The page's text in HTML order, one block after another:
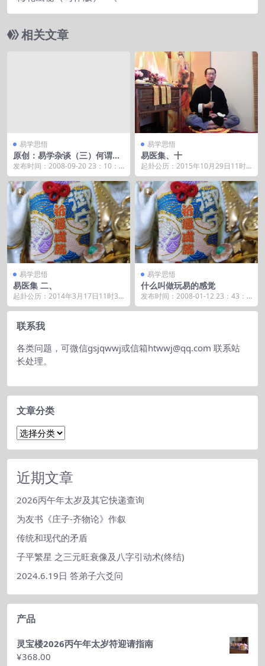
相关文章
易学思悟
原创：易学杂谈（三）何谓八
卦
发布时间：2008-09-20 23：10：5
5 原创：易学杂谈（...
易学思悟
易医集、十
起卦公历：2015年10月29日11时3
6分(北京时间)。 起卦农历：乙未年
九...
易学思悟
易医集 二、
起卦公历：2014年3月17日11时30
分(北京时间)。 起卦农历：甲午年
二月...
易学思悟
什么叫做玩易的感觉
发布时间：2008-01-12 23：43：1
8 以前师傅说过高手玩的是感觉。
我...
联系我
各类问题，可微信gsjqwwj或信箱htwwj@qq.com 联系站
长处理。
文章分类
文
分
类
近期文章
2026丙午年太岁及其它快递查询
为友书《庄子-齐物论》作叙
传统和现代的矛盾
子平繁星 之三元旺衰像及八字引动术(终结)
2024.6.19日 答弟子六爻问
产品
灵宝楼2026丙午年太岁符迎请指南
¥368.00